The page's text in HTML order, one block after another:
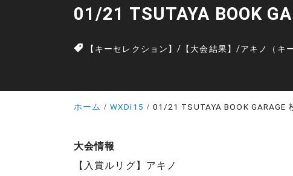
01/21 TSUTAYA BOOK
【キーセレクション】/ 【大会結果】 /アキノ（キ
ホーム WXDi15 01/21 TSUTAYA BOOK GARAGE
大会情報
【入賞ルリグ】アキノ